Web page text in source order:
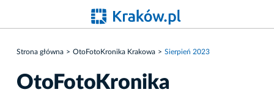
Strona główna OtoFotoKronika Krakowa Sierpień 2023
OtoFotoKronika